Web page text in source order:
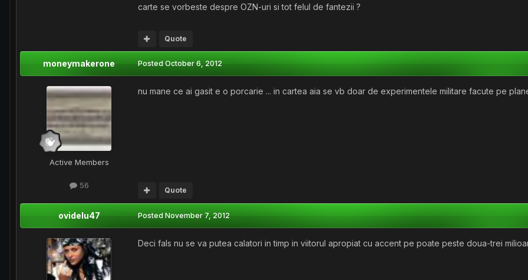
carte se vorbeste despre OZN-uri si tot felul de fantezii ?
Quote
moneymakerone
Active Members
56
PostedOctober 6, 2012
nu mane ce ai gasit e o porcarie ... in cartea aia se vb doar de experimentele militare facute pe
Quote
ovidelu47 PostedNovember 7, 2012
Deci fals nu se va putea calatori in timp in viitorul apropiat cu accent pe poate peste doua-trei